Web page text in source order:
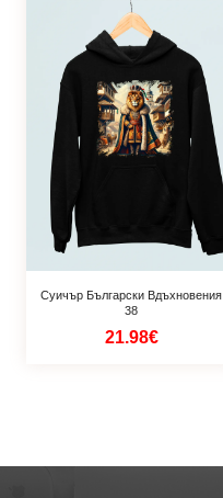
Суичър Български Вдъхновения
38
21.98€